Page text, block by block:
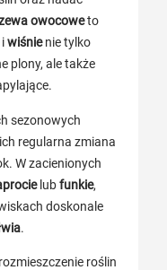
owocoweto
iwiśnienie tylko
plony, ale także
sezonowych
regularna zmiana
W zacienionych
lubfunkie,
doskonale
.
roślin